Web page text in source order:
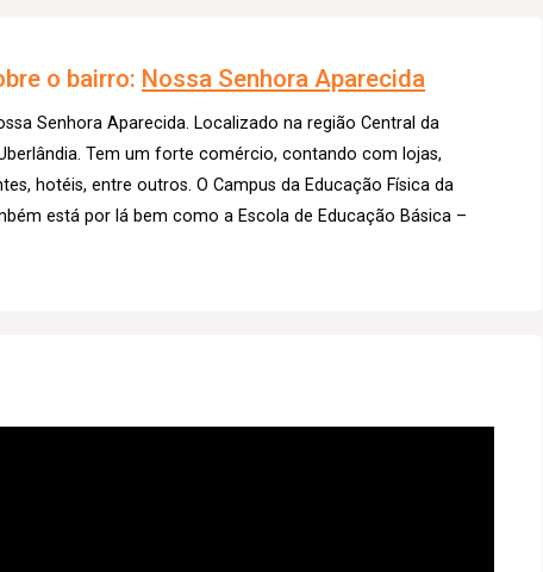
o bairro: Nossa Senhora Aparecida
Senhora Aparecida. Localizado na região Central da
Tem um forte comércio, contando com lojas,
hotéis, entre outros. O Campus da Educação Física da
está por lá bem como a Escola de Educação Básica –